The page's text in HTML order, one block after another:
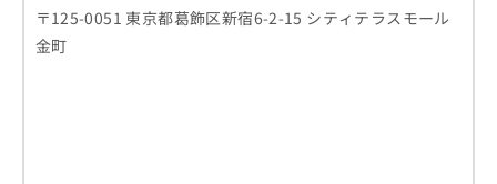
〒125-0051 東京都葛飾区新宿6-2-15 シティテラスモール
金町